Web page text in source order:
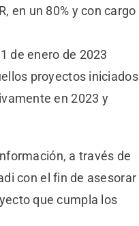
en un 80% y con cargo
de enero de 2023
proyectos iniciados
en 2023 y
a través de
con el fin de asesorar
que cumpla los